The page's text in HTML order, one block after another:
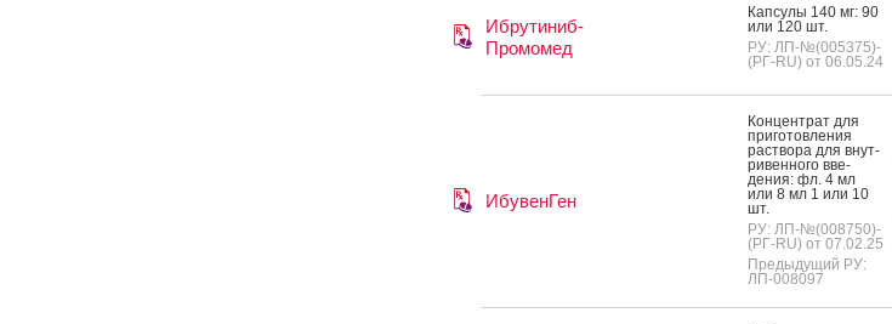
Ибрутиниб-
Промомед
Кап­су­лы 140 мг: 90
или 120 шт.
РУ: ЛП-№(005375)-
(РГ-RU) от 06.05.24
ИбувенГен
Кон­цен­трат для
при­готов­ле­ния
рас­тво­ра для внут­
ри­вен­но­го вве­
дения: фл. 4 мл
или 8 мл 1 или 10
шт.
РУ: ЛП-№(008750)-
(РГ-RU) от 07.02.25
Предыдущий РУ:
ЛП-008097